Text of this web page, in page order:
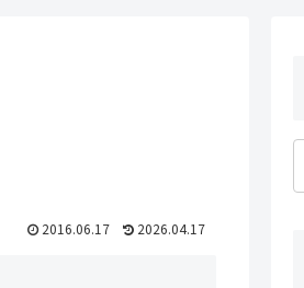
2016.06.17 2026.04.17